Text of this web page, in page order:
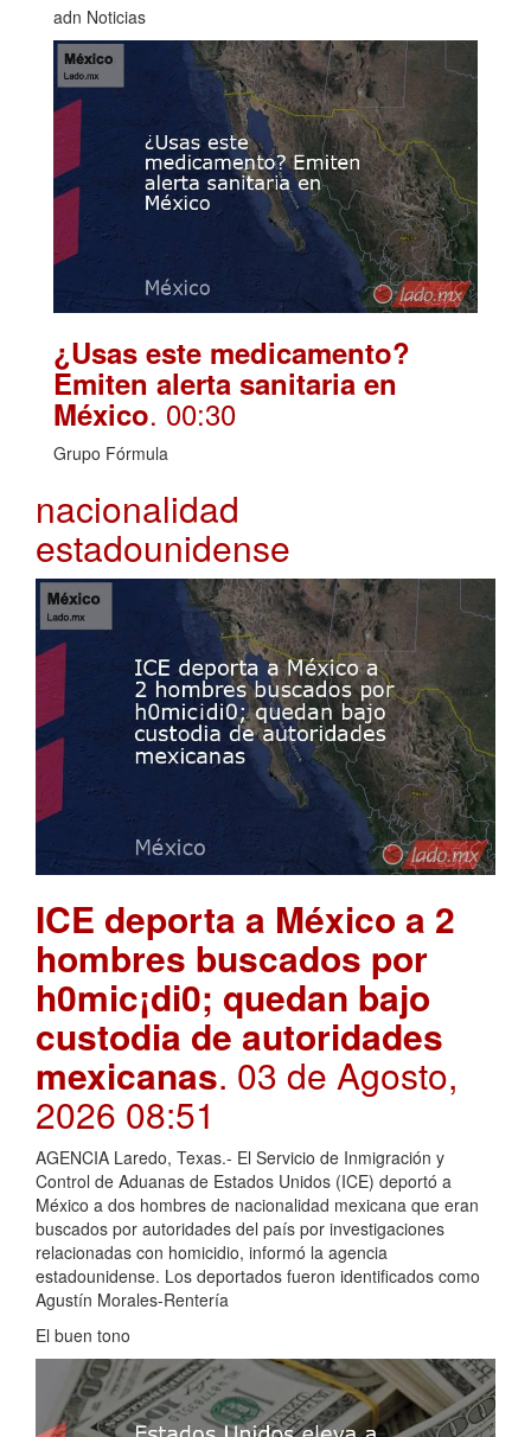
adn Noticias
¿Usas este medicamento?
Emiten alerta sanitaria en
México. 00:30
Grupo Fórmula
nacionalidad
estadounidense
ICE deporta a México a 2
hombres buscados por
h0mic¡di0; quedan bajo
custodia de autoridades
mexicanas. 03 de Agosto,
2026 08:51
AGENCIA Laredo, Texas.- El Servicio de Inmigración y
Control de Aduanas de Estados Unidos (ICE) deportó a
México a dos hombres de nacionalidad mexicana que eran
buscados por autoridades del país por investigaciones
relacionadas con homicidio, informó la agencia
estadounidense. Los deportados fueron identificados como
Agustín Morales-Rentería
El buen tono